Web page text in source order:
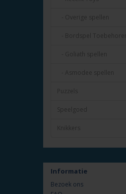
- Overige spellen
- Bordspel Toebehoren
- Goliath spellen
- Asmodee spellen
Puzzels
Speelgoed
Knikkers
Informatie
Bezoek ons